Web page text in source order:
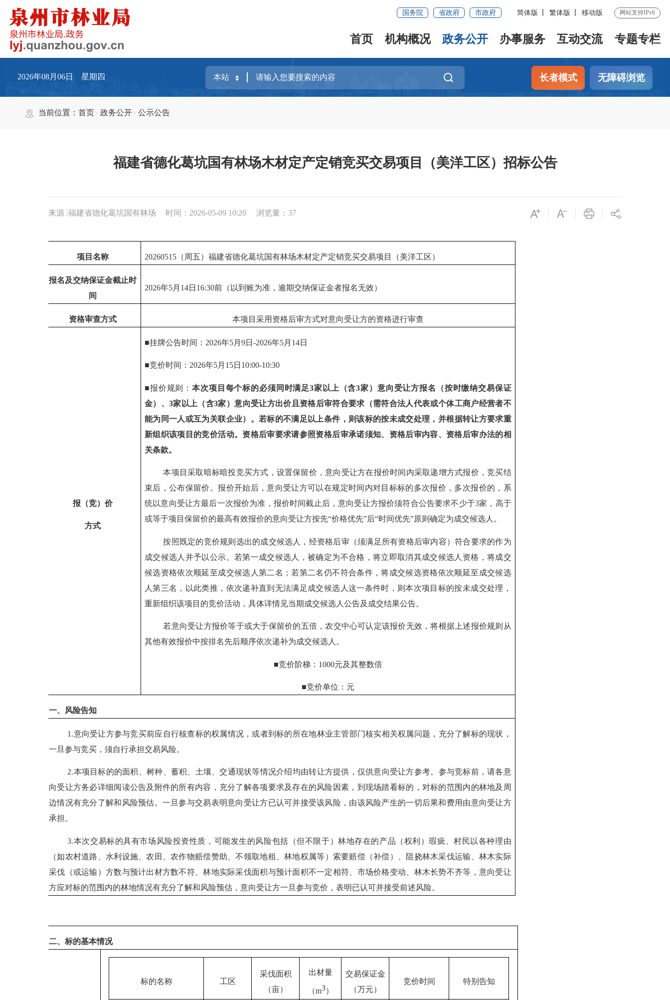
国务院 省政府 市政府 简体版 繁体版 移动版 网站支持IPv6
首页 机构概况 政务公开 办事服务 互动交流 专题专栏
2026年08月06日 星期四 长者模式 无障碍浏览
当前位置：首页 政务公开 公示公告
福建省德化葛坑国有林场木材定产定销竞买交易项目（美洋工区）招标公告
来源 :福建省德化葛坑国有林场 时间：2026-05-09 10:20 浏览量： 37
项目名称 20260515 （周 五）福建省德化葛坑国有林场木材定产定销竞买交易项目（美洋工区）
报名及交纳保证金截止时
间
2026年5月 14日 16:30前 （ 以到账为准，逾期交纳保证金者报名无效）
资格审查方式 本项目采用资格后审方式对意向受让方的资格进行审查
报（竞）价
方式
■挂牌公告时间： 2026年5月 9日 -2026年5月 14日
■竞价时间： 2026年5月 15日 10:00-10:30
■报价规则：本次项目每个标的必须同时满足3家以上（含3家）意向受让方报名（按时缴纳交易保证
金）、3家以上（含3家）意向受让方出价且资格后审符合要求 （需符合法人代表或个体工商户经营者不
能为同一人或互为关联企业） 。若标的不满足以上条件，则该标的按未成交处理，并根据转让方要求重
新组织该项目的竞价活动。资格后审要求请参照资格后审承诺须知、资格后审内容、资格后审办法的相
关条款。
本项目采取暗标暗投竞买方式，设置保留价，意向受让方在报价时间内采取递增方式报价，竞买结
束后，公布保留价。报价开始后，意向受让方可以在规定时间内对目标标的多次报价，多次报价的 ，系
统以意向受让方最后一次报价为准，报价时间截止后，意向受让方报价须符合公告要求不少于3家 ， 高于
或等于项目保留价的最高有效报价的意向受让方按先“价格优先”后“时间优先”原则 确定为成交候选人。
按照既定的竞价规则选出的成交候选人，经资格后审（须满足所有资格后审内容）符合要求的作为
成交候选人并予以公示。若第一成交候选人，被确定为不合格，将立即取消其成交候选人资格，将成交
候选资格依次顺延至成交候选人第二名；若第二名仍不符合条件，将成交候选资格依次顺延至成交候选
人第三名，以此类推，依次递补直到无法满足成交候选人这一条件时，则本次项目标的按未成交处理，
重新组织该项目的竞价活动，具体详情见当期成交候选人公告及成交结果公告。
若意向受让方报价等于或大于保留价的五倍，农交中心可认定该报价无效，将根据上述报价规则从
其他有效报价中按排名先后顺序依次递补为成交候选人 。
■竞价阶梯： 1000元及其整数倍
■竞价单位： 元
一、风险告知
1.意向受让方参与竞买前应自行核查标的权属情况，或者到标的所在地林业主管部门核实相关权属问题，充分了解标的现状，
一旦参与竞买，须自行承担交易风险。
2.本项目标的的面积、树种、蓄积、土壤、交通现状等情况介绍均由转让方提供，仅供意向受让方参考。参与竞标前，请各意
向受让方务必详细阅读公告及附件的所有内容，充分了解各项要求及存在的风险因素，到现场踏看标的，对标的范围内的林地及周
边情况有充分了解和风险预估。一旦参与交易表明意向受让方已认可并接受该风险，由该风险产生的一切后果和费用由意向受让方
承担。
3.本次交易标的具有市场风险投资性质，可能发生的风险包括（但不限于）林地存在的产品（权利）瑕疵、村民以各种理由
（如农村道路、水利设施、农田、农作物赔偿赞助、不领取地租、林地权属等）索要赔偿（补偿）、阻挠林木采伐运输、林木实际
采伐（或运输）方数与预计出材方数不符、林地实际采伐面积与预计面积不一定相符、市场价格变动、林木长势不齐等，意向受让
方应对标的范围内的林地情况有充分了解和风险预估，意向受让方一旦参与竞价，表明已认可并接受前述风险。
二、标的基本情况
标的名称 工区
采伐面积
（亩）
出材量
（m3）
交易保证金
（万元）
竞价时间 特别告知